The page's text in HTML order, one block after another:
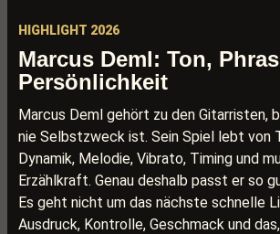
HIGHLIGHT 2026
Marcus Deml: Ton,
Persönlichkeit
Marcus Deml gehört zu den Gitarristen,
nie Selbstzweck ist. Sein Spiel lebt von
Dynamik, Melodie, Vibrato, Timing und
Erzählkraft. Genau deshalb passt er so
Es geht nicht um das nächste schnelle
Ausdruck, Kontrolle, Geschmack und